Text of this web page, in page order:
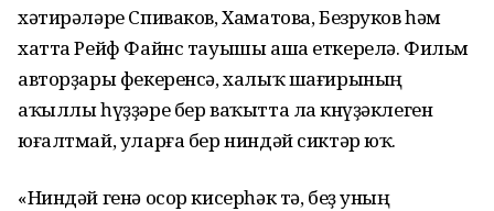
хәтирәләре Спиваков, Хаматова, Безруков һәм
хатта Рейф Файнс тауышы аша еткерелә. Фильм
авторҙары фекеренсә, халыҡ шағирының
аҡыллы һүҙҙәре бер ваҡытта ла көнүҙәклеген
юғалтмай, уларға бер ниндәй сиктәр юҡ.
«Ниндәй генә осор кисерһәк тә, беҙ уның